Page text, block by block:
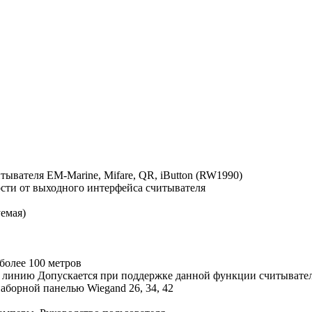
EM-Marine, Mifare, QR, iButton (RW1990)
от выходного интерфейса считывателя
100 метров
линию Допускается при поддержке данной функции
панелью Wiegand 26, 34, 42